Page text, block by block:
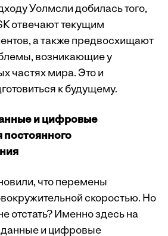
Уолмсли добилась того,
отвечают текущим
а также предвосхищают
возникающие у
частях мира. Это и
к будущему.
и цифровые
постоянного
что перемены
скоростью. Но
отстать? Именно здесь на
и цифровые